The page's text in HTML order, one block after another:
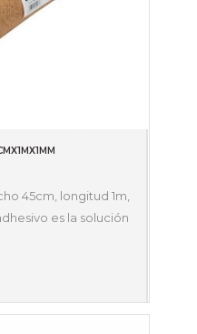
45cm, longitud 1m,
es la solución